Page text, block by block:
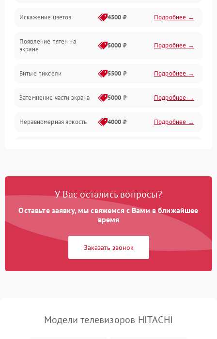
Звук и аудиосистема
Сигнал и приём каналов
Механические повреждения
Программное обеспечение
Сеть и подключения
Аудио
Сетевая
Искажение цветов 4500 ₽ Подробнее →
Появление пятен на
экране
5000 ₽ Подробнее →
Битые пиксели 5500 ₽ Подробнее →
Затемнение части экрана 5000 ₽ Подробнее →
Неравномерная яркость 4000 ₽ Подробнее →
У Вас остались вопросы?
Оставьте заявку, мы свяжемся с Вами в ближайшее
время
Заказать звонок
Модели телевизоров HITACHI